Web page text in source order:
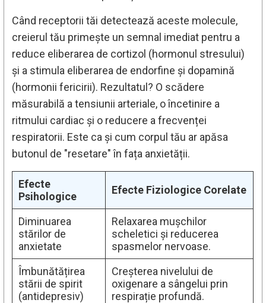
Când receptorii tăi detectează aceste molecule,
creierul tău primește un semnal imediat pentru a
reduce eliberarea de cortizol (hormonul stresului)
și a stimula eliberarea de endorfine și dopamină
(hormonii fericirii). Rezultatul? O scădere
măsurabilă a tensiunii arteriale, o încetinire a
ritmului cardiac și o reducere a frecvenței
respiratorii. Este ca și cum corpul tău ar apăsa
butonul de "resetare" în fața anxietății.
Efecte
Psihologice
Efecte Fiziologice Corelate
Diminuarea
stărilor de
anxietate
Relaxarea mușchilor
scheletici și reducerea
spasmelor nervoase.
Îmbunătățirea
stării de spirit
(antidepresiv)
Creșterea nivelului de
oxigenare a sângelui prin
respirație profundă.